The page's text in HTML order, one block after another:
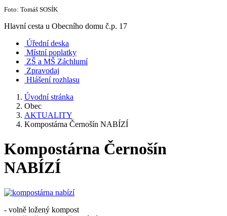
Foto: Tomáš SOSÍK
Hlavní cesta u Obecního domu č.p. 17
Úřední deska
Místní poplatky
ZŠ a MŠ Záchlumí
Zpravodaj
Hlášení rozhlasu
Úvodní stránka
Obec
AKTUALITY
Kompostárna Černošín NABÍZÍ
Kompostárna Černošín
NABÍZÍ
- volně ložený kompost